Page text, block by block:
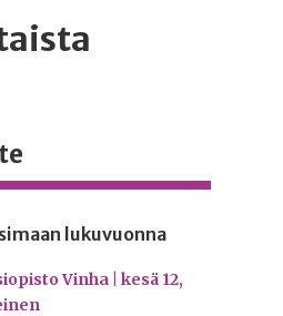
lukuvuonna
Vinha| kesä 12,